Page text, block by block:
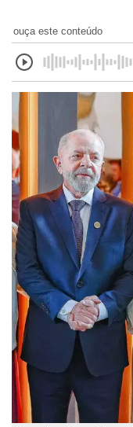
ouça este conteúdo